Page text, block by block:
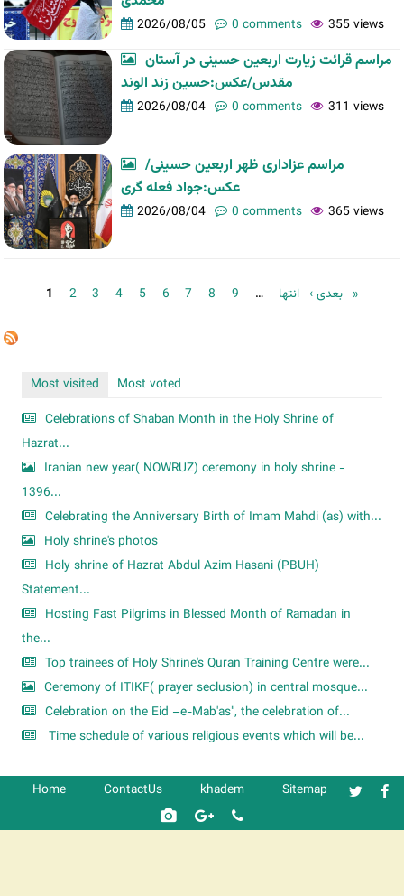
2026/08/05 0 comments 355 views
مراسم قرائت زیارت اربعین حسینی در آستان
مقدس/عکس:حسین زند الوند
2026/08/04 0 comments 311 views
مراسم عزاداری ظهر اربعین حسینی/
عکس:جواد فعله گری
2026/08/04 0 comments 365 views
1 2 3 4 5 6 7 8 9 … بعدی › انتها »
Most visited
Most voted
Celebrations of Shaban Month in the Holy Shrine of
Hazrat...
Iranian new year( NOWRUZ) ceremony in holy shrine -
1396...
Celebrating the Anniversary Birth of Imam Mahdi (as) with...
Holy shrine's photos
Holy shrine of Hazrat Abdul Azim Hasani (PBUH)
Statement...
Hosting Fast Pilgrims in Blessed Month of Ramadan in
the...
Top trainees of Holy Shrine's Quran Training Centre were...
Ceremony of ITIKF( prayer seclusion) in central mosque...
Celebration on the Eid –e-Mab'as", the celebration of...
Time schedule of various religious events which will be...
Home ContactUs khadem Sitemap